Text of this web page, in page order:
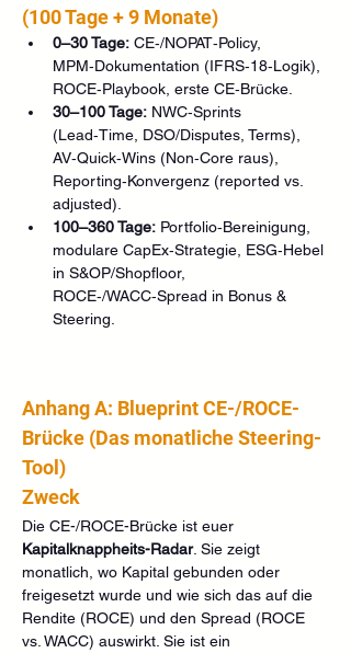
(100 Tage + 9 Monate)
0–30 Tage: CE‑/NOPAT‑Policy,
MPM‑Dokumentation (IFRS‑18‑Logik),
ROCE‑Playbook, erste CE‑Brücke.
30–100 Tage: NWC‑Sprints
(Lead‑Time, DSO/Disputes, Terms),
AV‑Quick‑Wins (Non‑Core raus),
Reporting‑Konvergenz (reported vs.
adjusted).
100–360 Tage: Portfolio‑Bereinigung,
modulare CapEx‑Strategie, ESG‑Hebel
in S&OP/Shopfloor,
ROCE‑/WACC‑Spread in Bonus &
Steering.
Anhang A: Blueprint CE-/ROCE-
Brücke (Das monatliche Steering-
Tool)
Zweck
Die CE-/ROCE-Brücke ist euer
Kapitalknappheits-Radar. Sie zeigt
monatlich, wo Kapital gebunden oder
freigesetzt wurde und wie sich das auf die
Rendite (ROCE) und den Spread (ROCE
vs. WACC) auswirkt. Sie ist ein